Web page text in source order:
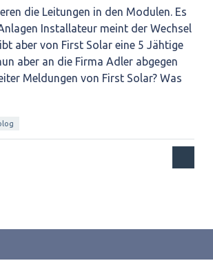
die Leitungen in den Modulen. Es
Installateur meint der Wechsel
aber von First Solar eine 5 Jähtige
aber an die Firma Adler abgegen
Meldungen von First Solar? Was